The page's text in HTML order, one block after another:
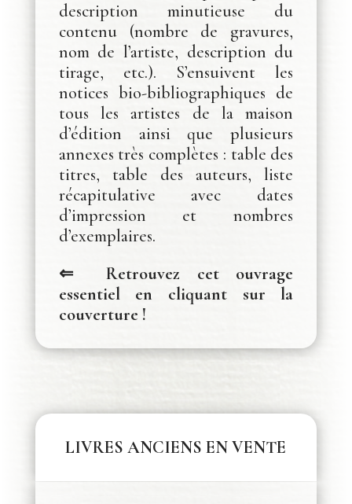
description minutieuse du
contenu (nombre de gravures,
nom de l’artiste, description du
tirage, etc.). S’ensuivent les
notices bio-bibliographiques de
tous les artistes de la maison
d’édition ainsi que plusieurs
annexes très complètes : table des
titres, table des auteurs, liste
récapitulative avec dates
d’impression et nombres
d’exemplaires.
⇐ Retrouvez cet ouvrage
essentiel en cliquant sur la
couverture !
LIVRES ANCIENS EN VENTE